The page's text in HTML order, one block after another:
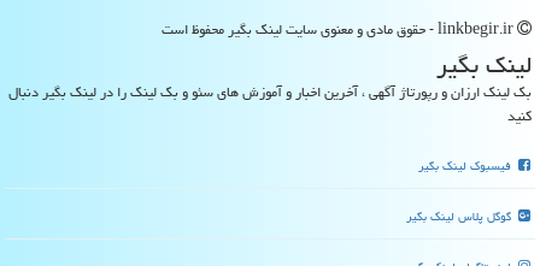
لینك بگیر
بک لینک ارزان و رپورتاژ آگهی ، آخرین اخبار و آموزش های سئو و بک لینک را در لینک بگیر دنبال
کنید
فیسبوک لینک بگیر
گوگل پلاس لینک بگیر